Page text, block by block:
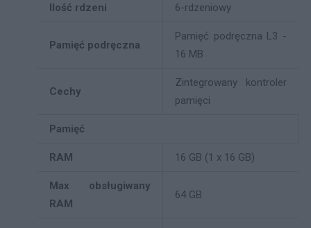
Ilość rdzeni 6-rdzeniowy
Pamięć podręczna
Pamięć podręczna L3 -
16 MB
Cechy
Zintegrowany kontroler
pamięci
Pamięć
RAM 16 GB (1 x 16 GB)
Max obsługiwany
RAM
64 GB